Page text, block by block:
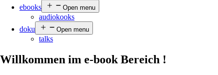
ebooks
Open menu
audiokooks
doku
Open menu
talks
Willkommen im e-book Bereich !